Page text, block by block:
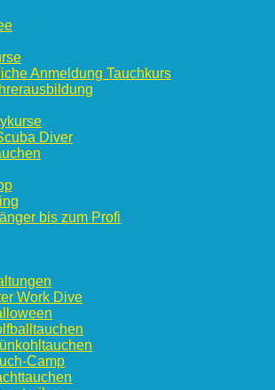
Anmeldung Tauchkurs
Diver
bis zum Profi
Work Dive
Camp